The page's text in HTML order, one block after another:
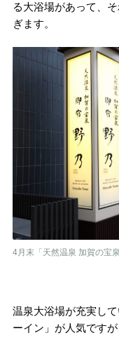
る大浴場があって、
ぎます。
4月末「天然温泉 加賀の宝
温泉大浴場が充実し
ーイン」が人気です